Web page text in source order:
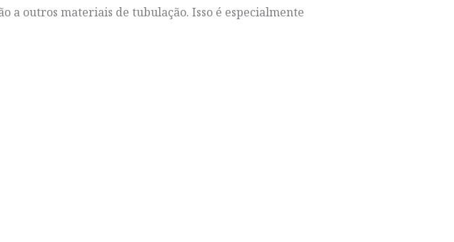
a outros materiais de tubulação. Isso é especialmente